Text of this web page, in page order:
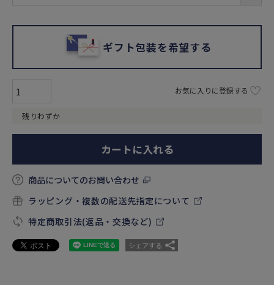
ギフト包装を希望する
残りわずか
お気に入りに登録する
カートに入れる
商品についてのお問い合わせ
ラッピング・複数の配送先指定について
特定商取引法(返品・交換など)
シェアする